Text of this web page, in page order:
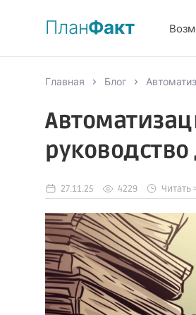
ПланФакт
Главная Блог
27.11.25 4229 Читать